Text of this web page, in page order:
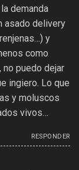
demanda
asado delivery
y
como
puedo dejar
ingiero. Lo que
y moluscos
vivos…
RESPONDER